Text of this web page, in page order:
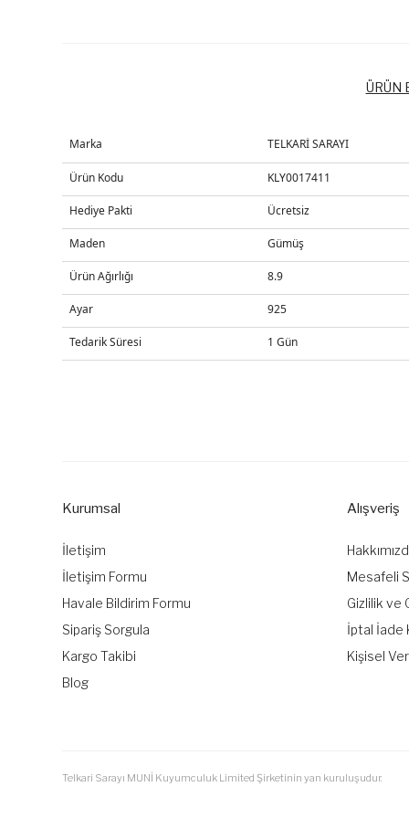
ÜRÜN
Marka TELKARİ SARAYI
Ürün Kodu KLY0017411
Hediye Pakti Ücretsiz
Maden Gümüş
Ürün Ağırlığı 8.9
Ayar 925
Tedarik Süresi 1 Gün
Ürün bilgilerinde hatalar bulunuyor.
Bu ürüne benzer farklı alternatifler olmalı.
Kurumsal
İletişim
İletişim Formu
Havale Bildirim Formu
Sipariş Sorgula
Kargo Takibi
Blog
Alışveriş
Mesafeli
Gizlilik ve
İptal İade
Kişisel
Telkari Sarayı MUNİ Kuyumculuk Limited Şirketinin yan kuruluşudur.